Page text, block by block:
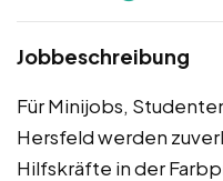
Jobbeschreibung
Für Minijobs,
Hersfeld werden
Hilfskräfte in der